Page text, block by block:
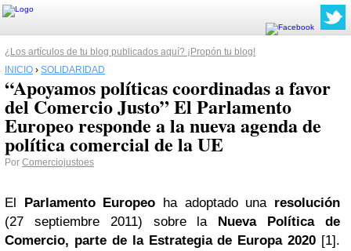
¿Los artículos de tu blog publicados aquí? ¡Propón tu blog!
INICIO › SOLIDARIDAD
“Apoyamos políticas coordinadas a favor
del Comercio Justo” El Parlamento
Europeo responde a la nueva agenda de
política comercial de la UE
Por Comerciojustoes
El Parlamento Europeo ha adoptado una resolución
(27 septiembre 2011) sobre la Nueva Política de
Comercio, parte de la Estrategia de Europa 2020 [1].